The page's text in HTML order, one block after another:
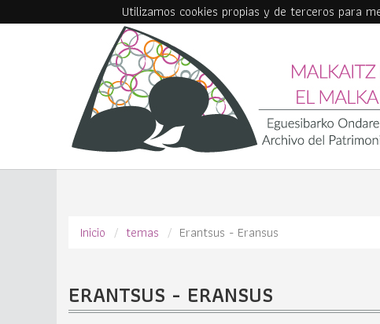
Utilizamos cookies propias y de terceros para
Inicio temas Erantsus - Eransus
ERANTSUS - ERANSUS